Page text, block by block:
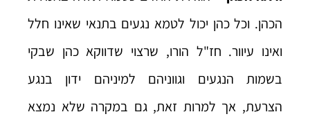
הכהן. וכל כהן יכול לטמא נגעים בתנאי שאינו חלל
ואינו עיוור. חז"ל הורו, שרצוי שדווקא כהן שבקי
בשמות הנגעים וגווניהם למיניהם ידון בנגע
הצרעת, אך למרות זאת, גם במקרה שלא נמצא